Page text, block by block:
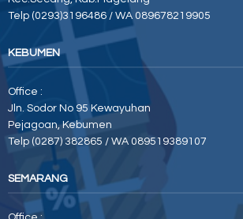
Telp (0293)3196486 / WA 089678219905
KEBUMEN
Office :
Jln. Sodor No 95 Kewayuhan
Pejagoan, Kebumen
Telp (0287) 382865 / WA 089519389107
SEMARANG